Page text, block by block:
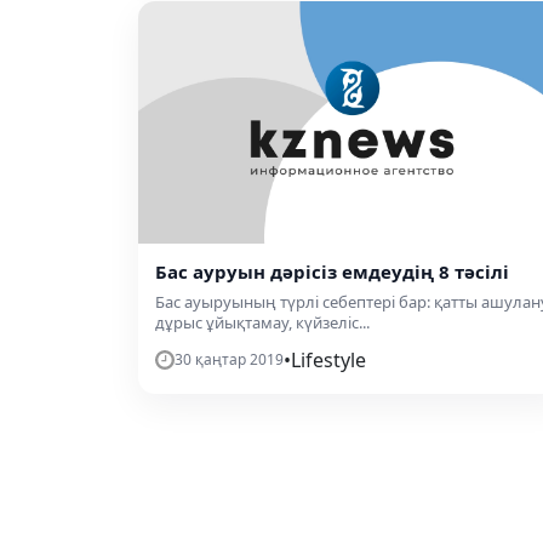
Бас ауруын дәрісіз емдеудің 8 тәсілі
Бас ауыруының түрлі себептері бар: қатты
дұрыс ұйықтамау, күйзеліс...
30 қаңтар 2019•Lifestyle